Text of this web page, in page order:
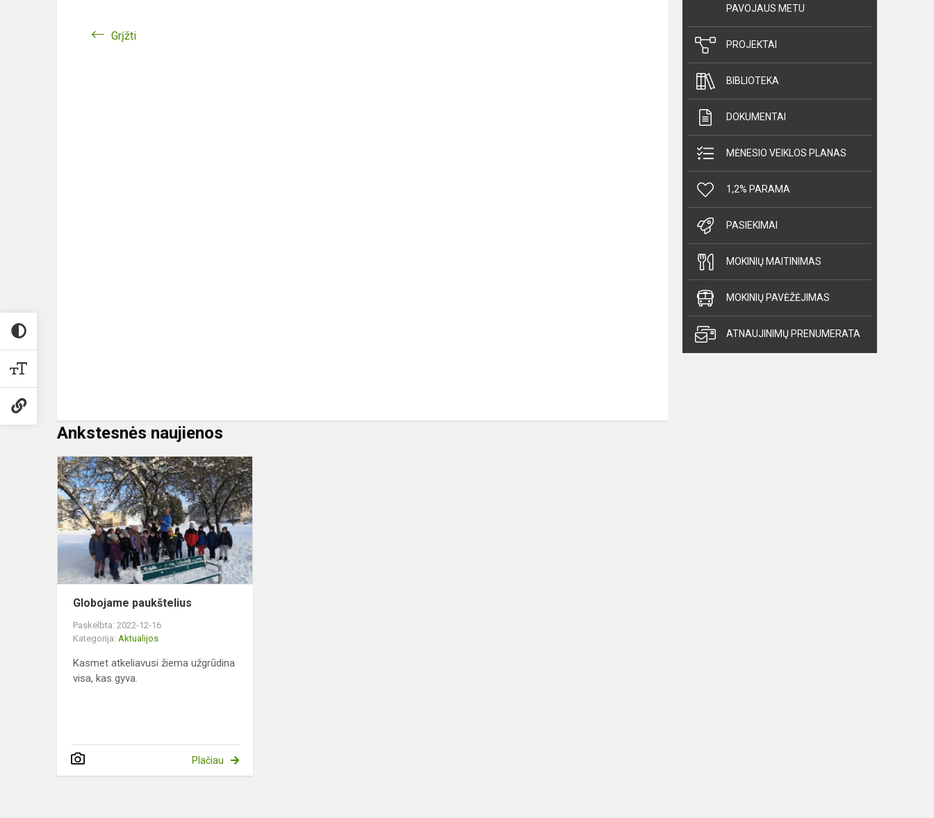
Grįžti
Ankstesnės naujienos
Globojame
paukštelius
Globojame paukštelius
Paskelbta: 2022-12-16
Kategorija: Aktualijos
Kasmet atkeliavusi žiema užgrūdina
visa, kas gyva.
Plačiau
PAVOJAUS METU
PROJEKTAI
BIBLIOTEKA
DOKUMENTAI
MĖNESIO VEIKLOS PLANAS
1,2% PARAMA
PASIEKIMAI
MOKINIŲ MAITINIMAS
MOKINIŲ PAVĖŽĖJIMAS
ATNAUJINIMŲ PRENUMERATA